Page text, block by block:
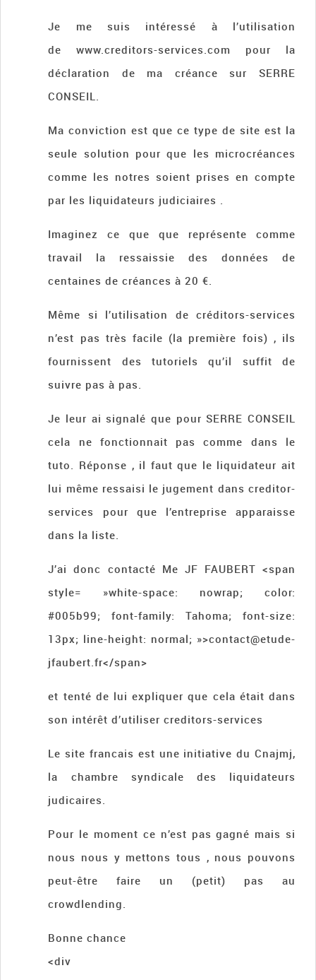
Je me suis intéressé à l’utilisation
de www.creditors-services.com pour la
déclaration de ma créance sur SERRE
CONSEIL.
Ma conviction est que ce type de site est la
seule solution pour que les microcréances
comme les notres soient prises en compte
par les liquidateurs judiciaires .
Imaginez ce que que représente comme
travail la ressaissie des données de
centaines de créances à 20 €.
Même si l’utilisation de créditors-services
n’est pas très facile (la première fois) , ils
fournissent des tutoriels qu’il suffit de
suivre pas à pas.
Je leur ai signalé que pour SERRE CONSEIL
cela ne fonctionnait pas comme dans le
tuto. Réponse , il faut que le liquidateur ait
lui même ressaisi le jugement dans creditor-
services pour que l’entreprise apparaisse
dans la liste.
J’ai donc contacté Me JF FAUBERT <span
style= »white-space: nowrap; color:
#005b99; font-family: Tahoma; font-size:
13px; line-height: normal; »>contact@etude-
jfaubert.fr</span>
et tenté de lui expliquer que cela était dans
son intérêt d’utiliser creditors-services
Le site francais est une initiative du Cnajmj,
la chambre syndicale des liquidateurs
judicaires.
Pour le moment ce n’est pas gagné mais si
nous nous y mettons tous , nous pouvons
peut-être faire un (petit) pas au
crowdlending.
Bonne chance
<div